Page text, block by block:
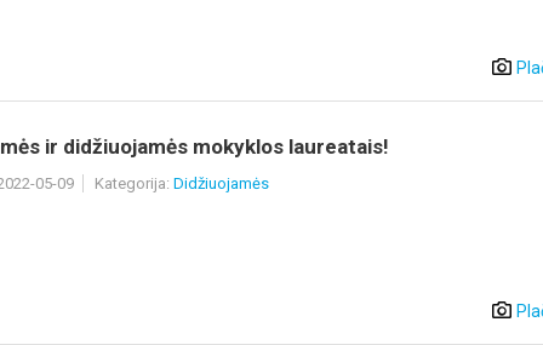
ir didžiuojamės mokyklos laureatais!
05-09 Kategorija: Didžiuojamės